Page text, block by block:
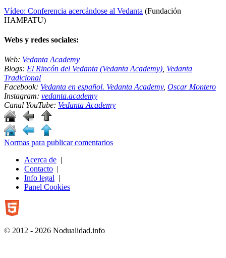
Vídeo: Conferencia acercándose al Vedanta (Fundación
HAMPATU)
Webs y redes sociales:
Web: Vedanta Academy
Blogs: El Rincón del Vedanta (Vedanta Academy) Vedanta
Tradicional
Facebook: Vedanta en español. Vedanta Academy, Oscar Montero
Instagram: vedanta.academy
Canal YouTube: Vedanta Academy
Normas para publicar comentarios
Acerca de |
Contacto |
Info legal |
Panel Cookies
© 2012 - 2026 Nodualidad.info